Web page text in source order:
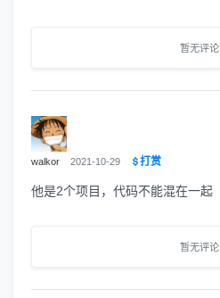
暂无评论
walkor 2021-10-29 打赏
他是2个项目，代码不能混在一起
暂无评论